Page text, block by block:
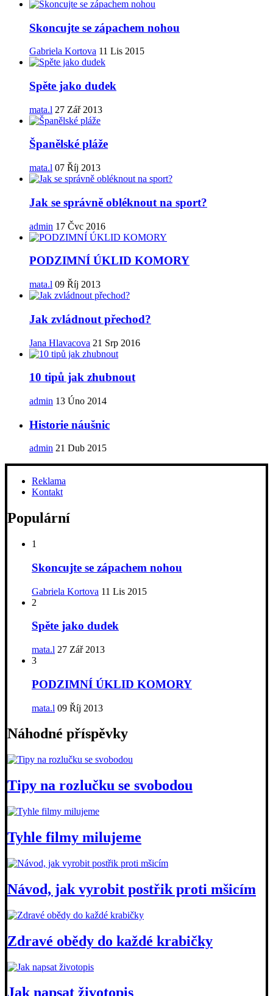
Skoncujte se zápachem nohou
Gabriela Kortova 11 Lis 2015
Spěte jako dudek
mata.l 27 Zář 2013
Španělské pláže
mata.l 07 Říj 2013
Jak se správně obléknout na sport?
admin 17 Čvc 2016
PODZIMNÍ ÚKLID KOMORY
mata.l 09 Říj 2013
Jak zvládnout přechod?
Jana Hlavacova 21 Srp 2016
10 tipů jak zhubnout
admin 13 Úno 2014
Historie náušnic
admin 21 Dub 2015
Reklama
Kontakt
Populární
1
Skoncujte se zápachem nohou
Gabriela Kortova 11 Lis 2015
2
Spěte jako dudek
mata.l 27 Zář 2013
3
PODZIMNÍ ÚKLID KOMORY
mata.l 09 Říj 2013
Náhodné příspěvky
Tipy na rozlučku se svobodou
Tyhle filmy milujeme
Návod, jak vyrobit postřik proti mšicím
Zdravé obědy do každé krabičky
Jak napsat životopis